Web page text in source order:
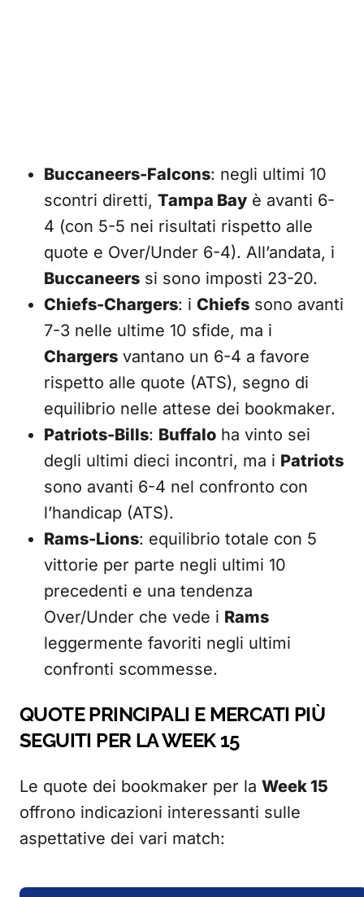
Buccaneers-Falcons: negli ultimi 10
scontri diretti, Tampa Bay è avanti 6-
4 (con 5-5 nei risultati rispetto alle
quote e Over/Under 6-4). All’andata, i
Buccaneers si sono imposti 23-20.
Chiefs-Chargers: i Chiefs sono avanti
7-3 nelle ultime 10 sfide, ma i
Chargers vantano un 6-4 a favore
rispetto alle quote (ATS), segno di
equilibrio nelle attese dei bookmaker.
Patriots-Bills: Buffalo ha vinto sei
degli ultimi dieci incontri, ma i Patriots
sono avanti 6-4 nel confronto con
l’handicap (ATS).
Rams-Lions: equilibrio totale con 5
vittorie per parte negli ultimi 10
precedenti e una tendenza
Over/Under che vede i Rams
leggermente favoriti negli ultimi
confronti scommesse.
QUOTE PRINCIPALI E MERCATI PIÙ
SEGUITI PER LA WEEK 15
Le quote dei bookmaker per la Week 15
offrono indicazioni interessanti sulle
aspettative dei vari match: